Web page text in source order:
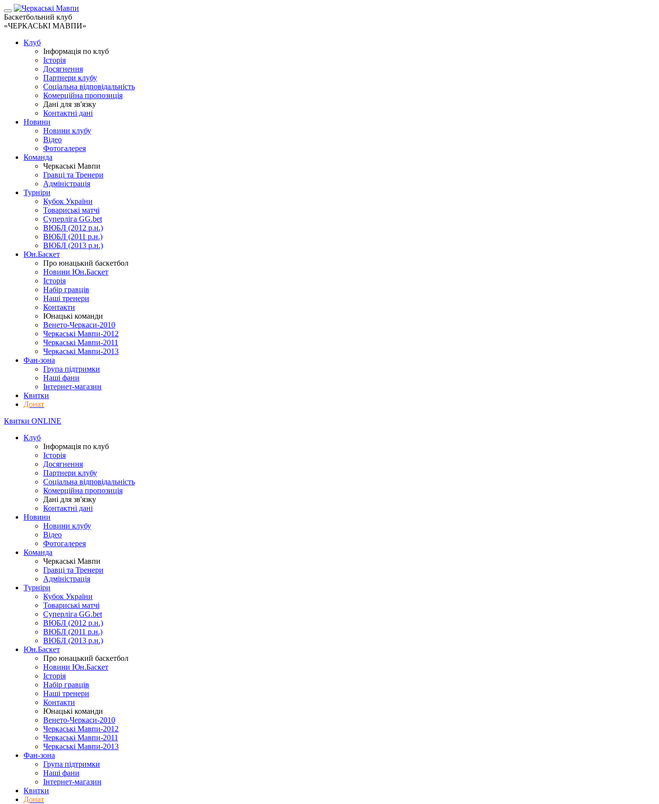
Баскетбольний клуб
«ЧЕРКАСЬКІ МАВПИ»
Клуб
Інформація по клуб
Історія
Досягнення
Партнери клубу
Соціальна відповідальність
Комерційна пропозиція
Дані для зв'язку
Контактні дані
Новини
Новини клубу
Відео
Фотогалерея
Команда
Черкаські Мавпи
Гравці та Тренери
Адміністрація
Турніри
Кубок України
Товариські матчі
Суперліга GG.bet
ВЮБЛ (2012 р.н.)
ВЮБЛ (2011 р.н.)
ВЮБЛ (2013 р.н.)
Юн.Баскет
Про юнацький баскетбол
Новини Юн.Баскет
Історія
Набір гравців
Наші тренери
Контакти
Юнацькі команди
Венето-Черкаси-2010
Черкаські Мавпи-2012
Черкаські Мавпи-2011
Черкаські Мавпи-2013
Фан-зона
Група підтримки
Наші фани
Інтернет-магазин
Квитки
Донат
Квитки ONLINE
Клуб
Інформація по клуб
Історія
Досягнення
Партнери клубу
Соціальна відповідальність
Комерційна пропозиція
Дані для зв'язку
Контактні дані
Новини
Новини клубу
Відео
Фотогалерея
Команда
Черкаські Мавпи
Гравці та Тренери
Адміністрація
Турніри
Кубок України
Товариські матчі
Суперліга GG.bet
ВЮБЛ (2012 р.н.)
ВЮБЛ (2011 р.н.)
ВЮБЛ (2013 р.н.)
Юн.Баскет
Про юнацький баскетбол
Новини Юн.Баскет
Історія
Набір гравців
Наші тренери
Контакти
Юнацькі команди
Венето-Черкаси-2010
Черкаські Мавпи-2012
Черкаські Мавпи-2011
Черкаські Мавпи-2013
Фан-зона
Група підтримки
Наші фани
Інтернет-магазин
Квитки
Донат